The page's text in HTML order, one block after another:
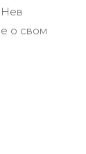
Нев
о свом